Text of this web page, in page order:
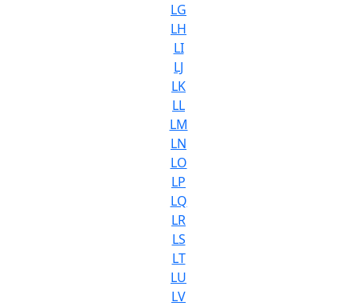
LG
LH
LI
LJ
LK
LL
LM
LN
LO
LP
LQ
LR
LS
LT
LU
LV